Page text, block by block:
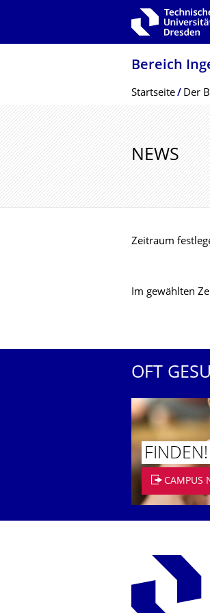
Zur Hauptnavigation springen
Bereich
Breadcrumb-
Startseite Der
NEWS
Zeitraum
Im gewählten
OFT
FINDEN!
CAMPUS